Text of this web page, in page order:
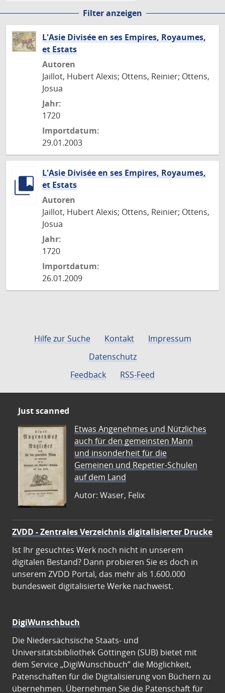
Filter anzeigen
L'Asie Divisée en ses Empires, Royaumes,
et Estats
Autoren
Jaillot, Hubert Alexis; Ottens, Reinier; Ottens,
Josua
Jahr:
1720
Importdatum:
29.01.2003
L'Asie Divisée en ses Empires, Royaumes,
et Estats
Autoren
Jaillot, Hubert Alexis; Ottens, Reinier; Ottens,
Josua
Jahr:
1720
Importdatum:
26.01.2009
Hilfe zur Suche Kontakt
Impressum
Datenschutz
Feedback
RSS-Feed
Just scanned
Etwas Angenehmes und Nützliches
auch für den gemeinsten Mann
und insonderheit für die
Gemeinen und Repetier-Schulen
auf dem Land
Autor: Waser, Felix
ZVDD - Zentrales Verzeichnis digitalisierter Drucke
Ist Ihr gesuchtes Werk noch nicht in unserem
digitalen Bestand? Dann probieren Sie es doch in
unserem ZVDD Portal, das mehr als 1.600.000
bundesweit digitalisierte Werke nachweist.
DigiWunschbuch
Die Niedersächsische Staats- und
Universitätsbibliothek Göttingen (SUB) bietet mit
dem Service „DigiWunschbuch” die Möglichkeit,
Patenschaften für die Digitalisierung von Büchern zu
übernehmen. Übernehmen Sie die Patenschaft für